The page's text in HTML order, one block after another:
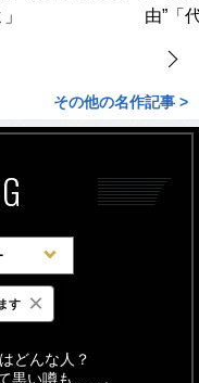
由”「
その他の名作記事 >
週間
どんな人？
黒い噂も……。
す ×